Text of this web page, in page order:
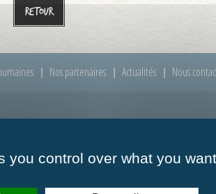
Retour
Nos partenaires Actualités Nous
Vendredi : de 09h00 à 12h00
you control over what you